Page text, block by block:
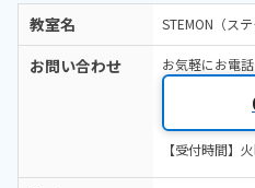
教室名 STEMON（ス
お問い合わせ お気軽にお電話
【受付時間】